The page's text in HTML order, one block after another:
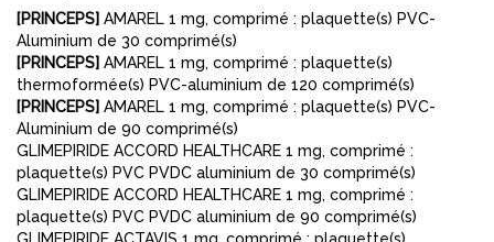
[PRINCEPS] AMAREL 1 mg, comprimé : plaquette(s) PVC-
Aluminium de 30 comprimé(s)
[PRINCEPS] AMAREL 1 mg, comprimé : plaquette(s)
thermoformée(s) PVC-aluminium de 120 comprimé(s)
[PRINCEPS] AMAREL 1 mg, comprimé : plaquette(s) PVC-
Aluminium de 90 comprimé(s)
GLIMEPIRIDE ACCORD HEALTHCARE 1 mg, comprimé :
plaquette(s) PVC PVDC aluminium de 30 comprimé(s)
GLIMEPIRIDE ACCORD HEALTHCARE 1 mg, comprimé :
plaquette(s) PVC PVDC aluminium de 90 comprimé(s)